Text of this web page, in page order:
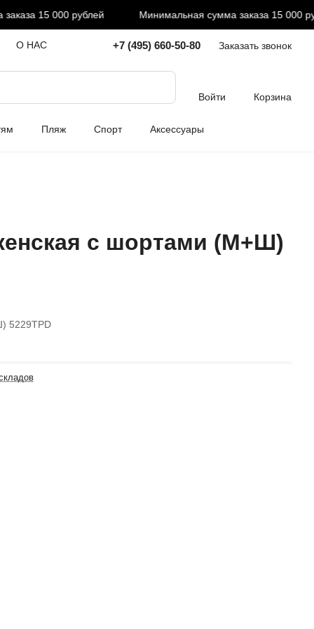
15 000 рублей Минимальная сумма заказа 15 000
О НАС +7 (495) 660-50-80 Заказать звонок
Войти Корзина
Пляж Спорт Аксессуары
с шортами (М+Ш)
5229TPD